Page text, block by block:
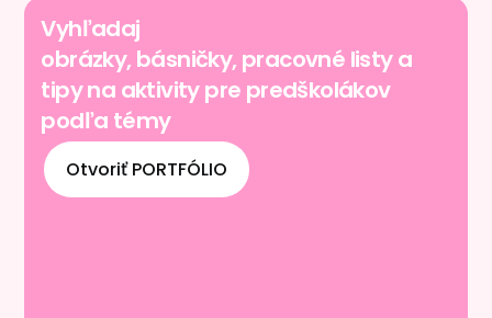
Vyhľadaj
obrázky, básničky, pracovné listy a
tipy na aktivity pre predškolákov
podľa témy
Otvoriť PORTFÓLIO